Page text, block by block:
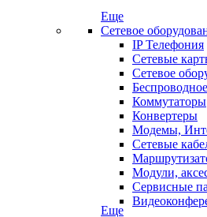
Еще
Сетевое
IP Телефония
Сетевые
Сетевое
Коммутаторы
Конвертеры
Модемы,
Сетевые
Модули,
Сервисные
Еще